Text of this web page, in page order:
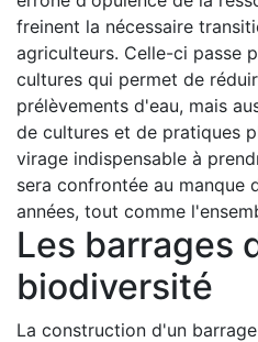
freinent la nécessaire
agriculteurs. Celle-ci passe
cultures qui permet de
prélèvements d'eau, mais
de cultures et de pratiques
virage indispensable à
sera confrontée au manque
années, tout comme
Les barrages
biodiversité
La construction d'un